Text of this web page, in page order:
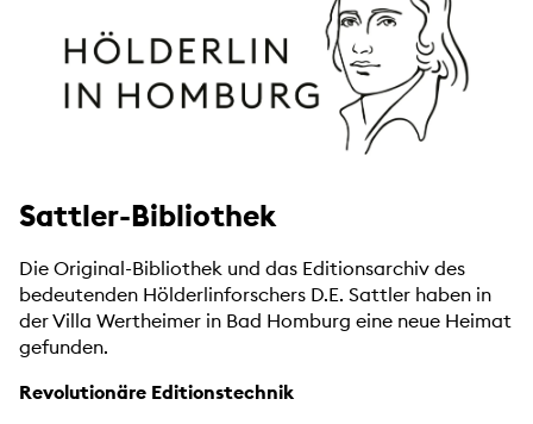
Sattler-Bibliothek
Die Original-Bibliothek und das Editionsarchiv des
bedeutenden Hölderlinforschers D.E. Sattler haben in
der Villa Wertheimer in Bad Homburg eine neue Heimat
gefunden.
Revolutionäre Editionstechnik